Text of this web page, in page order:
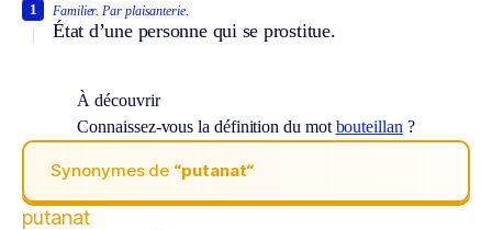
Familier. Par plaisanterie.
État d’une personne qui se prostitue.
1
À découvrir
Connaissez-vous la définition du mot bouteillan ?
Synonymes de “putanat“
putanat